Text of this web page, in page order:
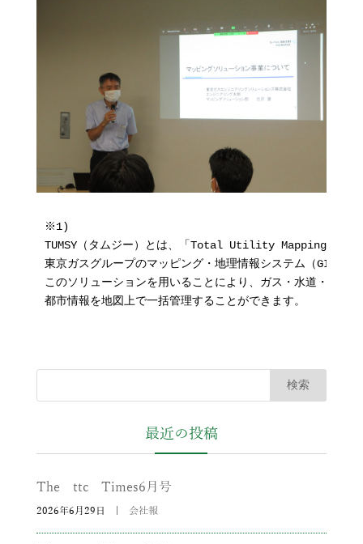
※1)
TUMSY（タムジー）とは、「Total Utility Mapping
東京ガスグループのマッピング・地理情報システム（GIS）
このソリューションを用いることにより、ガス・水道・下水
都市情報を地図上で一括管理することができます。
最近の投稿
The ttc Times6月号
2026年6月29日 会社報